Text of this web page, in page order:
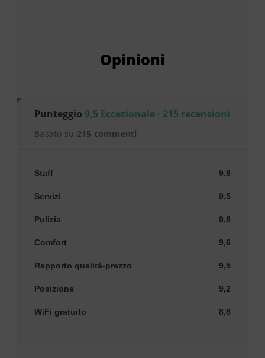
Opinioni
Punteggio 9,5 Eccezionale · 215 recensioni
Basato su 215 commenti
Staff 9,8
Servizi 9,5
Pulizia 9,8
Comfort 9,6
Rapporto qualità-prezzo 9,5
Posizione 9,2
WiFi gratuito 8,8